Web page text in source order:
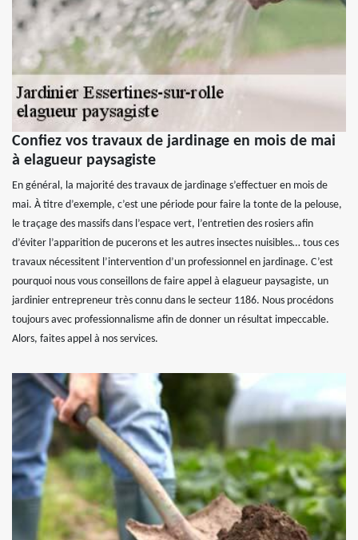
Confiez vos travaux de jardinage en mois de mai
à elagueur paysagiste
En général, la majorité des travaux de jardinage s’effectuer en mois de
mai. À titre d’exemple, c’est une période pour faire la tonte de la pelouse,
le traçage des massifs dans l’espace vert, l’entretien des rosiers afin
d’éviter l’apparition de pucerons et les autres insectes nuisibles… tous ces
travaux nécessitent l’intervention d’un professionnel en jardinage. C’est
pourquoi nous vous conseillons de faire appel à elagueur paysagiste, un
jardinier entrepreneur très connu dans le secteur 1186. Nous procédons
toujours avec professionnalisme afin de donner un résultat impeccable.
Alors, faites appel à nos services.